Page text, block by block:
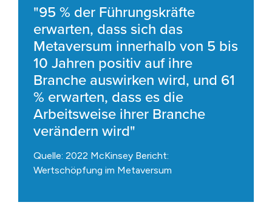
"95 % der Führungskräfte
erwarten, dass sich das
Metaversum innerhalb von 5 bis
10 Jahren positiv auf ihre
Branche auswirken wird, und 61
% erwarten, dass es die
Arbeitsweise ihrer Branche
verändern wird"
Quelle: 2022 McKinsey Bericht:
Wertschöpfung im Metaversum